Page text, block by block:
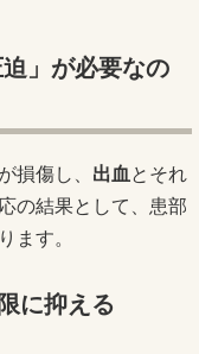
」が必要なの
損傷し、 出血 とそれ
の結果として、患部
ます。
に抑える